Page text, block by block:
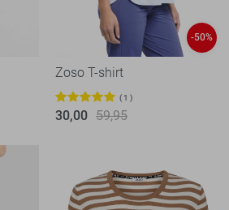
-50%
Zoso T-shirt
1
30,00 59,95